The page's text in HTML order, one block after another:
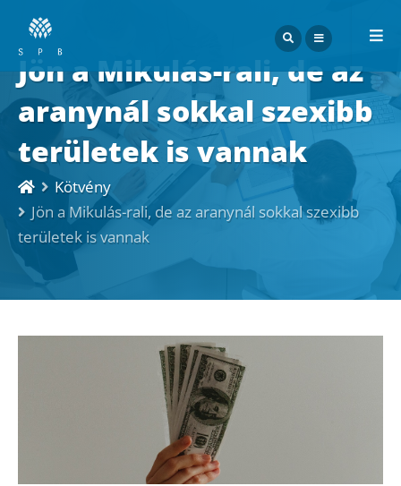
Jön a Mikulás-rali, de az
aranynál sokkal szexibb
területek is vannak
Kötvény
Jön a Mikulás-rali, de az aranynál sokkal szexibb
területek is vannak